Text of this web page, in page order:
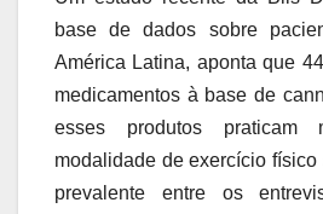
base de dados sobre
América Latina, aponta que
medicamentos à base de
esses produtos praticam
modalidade de exercício
prevalente entre os